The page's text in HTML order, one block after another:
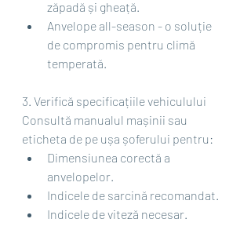
zăpadă și gheață.
Anvelope all-season - o soluție
de compromis pentru climă
temperată.
3. Verifică specificațiile vehiculului
Consultă manualul mașinii sau
eticheta de pe ușa șoferului pentru:
Dimensiunea corectă a
anvelopelor.
Indicele de sarcină recomandat.
Indicele de viteză necesar.